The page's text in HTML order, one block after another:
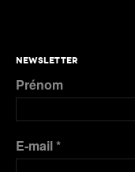
NEWSLETTER
Prénom
E-mail*